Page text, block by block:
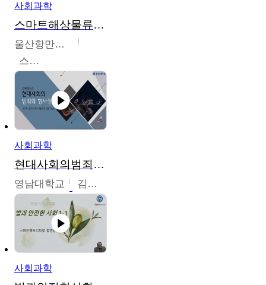
사회과학
스마트해상물류관리사 교육과정2
울산항만공사
스마트해상물류관리사 교육위원회
사회과학
현대사회의범죄와형사정책
영남대학교 김혜정
사회과학